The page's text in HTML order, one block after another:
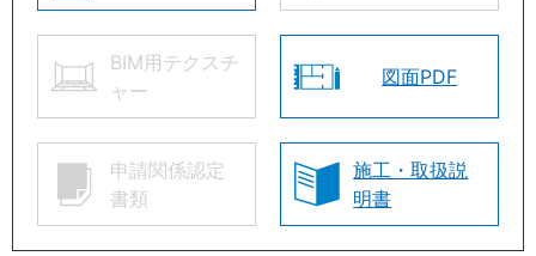
BIM用テクスチ
ャー
図面PDF
申請関係認定
書類
施工・取扱説
明書